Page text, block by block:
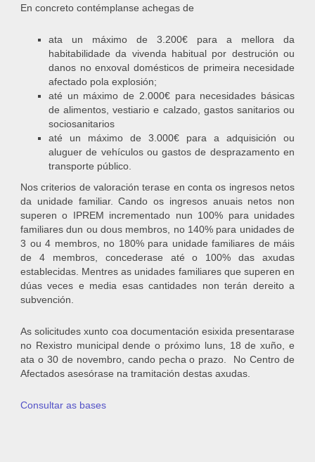
En concreto contémplanse achegas de
ata un máximo de 3.200€ para a mellora da
habitabilidade da vivenda habitual por destrución ou
danos no enxoval domésticos de primeira necesidade
afectado pola explosión;
até un máximo de 2.000€ para necesidades básicas
de alimentos, vestiario e calzado, gastos sanitarios ou
sociosanitarios
até un máximo de 3.000€ para a adquisición ou
aluguer de vehículos ou gastos de desprazamento en
transporte público.
Nos criterios de valoración terase en conta os ingresos netos
da unidade familiar. Cando os ingresos anuais netos non
superen o IPREM incrementado nun 100% para unidades
familiares dun ou dous membros, no 140% para unidades de
3 ou 4 membros, no 180% para unidade familiares de máis
de 4 membros, concederase até o 100% das axudas
establecidas. Mentres as unidades familiares que superen en
dúas veces e media esas cantidades non terán dereito a
subvención.
As solicitudes xunto coa documentación esixida presentarase
no Rexistro municipal dende o próximo luns, 18 de xuño, e
ata o 30 de novembro, cando pecha o prazo. No Centro de
Afectados asesórase na tramitación destas axudas.
Consultar as bases